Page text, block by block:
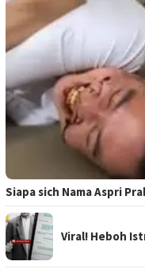
Siapa sich Nama Aspri
Viral! Heboh